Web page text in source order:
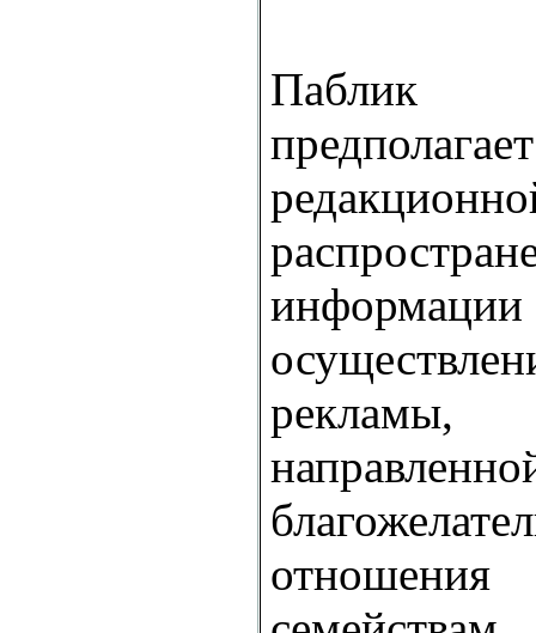
Паблик
рекламы,